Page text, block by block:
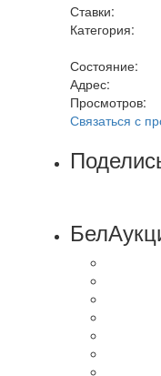
Ставки:
Категория:
Состояние:
Адрес:
Просмотров:
Связаться с